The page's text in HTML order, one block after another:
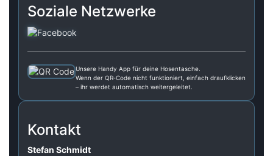
Soziale Netzwerke
Unsere Handy App für deine Hosentasche.
Wenn der QR‑Code nicht funktioniert, einfach draufklicken
– ihr werdet automatisch weitergeleitet.
Kontakt
Stefan Schmidt